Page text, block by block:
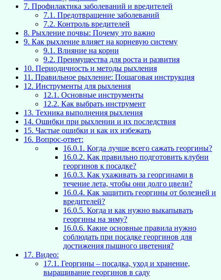
7. Профилактика заболеваний и вредителей
7.1. Предотвращение заболеваний
7.2. Контроль вредителей
8. Рыхление почвы: Почему это важно
9. Как рыхление влияет на корневую систему
9.1. Влияние на корни
9.2. Преимущества для роста и развития
10. Периодичность и методы рыхления
11. Правильное рыхление: Пошаговая инструкция
12. Инструменты для рыхления
12.1. Основные инструменты
12.2. Как выбрать инструмент
13. Техника выполнения рыхления
14. Ошибки при рыхлении и их последствия
15. Частые ошибки и как их избежать
16. Вопрос-ответ:
16.0.1. Когда лучше всего сажать георгины?
16.0.2. Как правильно подготовить клубни
георгинов к посадке?
16.0.3. Как ухаживать за георгинами в
течение лета, чтобы они долго цвели?
16.0.4. Как защитить георгины от болезней и
вредителей?
16.0.5. Когда и как нужно выкапывать
георгины на зиму?
16.0.6. Какие основные правила нужно
соблюдать при посадке георгинов для
достижения пышного цветения?
17. Видео:
17.1. Георгины – посадка, уход и хранение,
выращивание георгинов в саду